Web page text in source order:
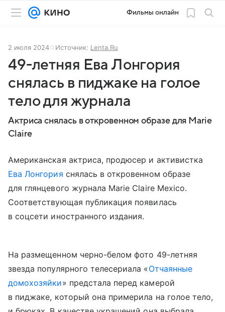
Фильмы онлайн
2 июля 2024 Источник: Lenta.Ru
49-летняя Ева Лонгория
снялась в пиджаке на голое
тело для журнала
Актриса снялась в откровенном образе для Marie
Claire
Американская актриса, продюсер и активистка
Ева Лонгория снялась в откровенном образе
для глянцевого журнала Marie Claire Mexico.
Соответствующая публикация появилась
в соцсети иностранного издания.
На размещенном черно-белом фото 49-летняя
звезда популярного телесериала «Отчаянные
домохозяйки» предстала перед камерой
в пиджаке, который она примерила на голое тело,